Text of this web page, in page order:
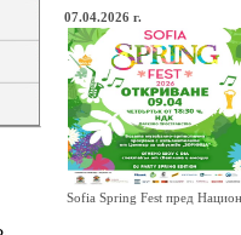
07.04.2026 г.
Sofia Spring Fest пред